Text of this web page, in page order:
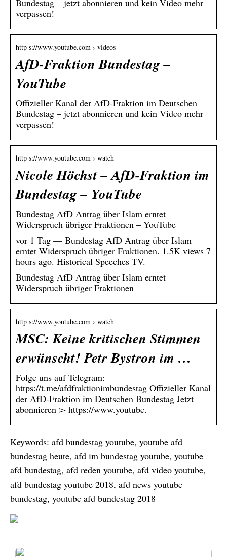
Bundestag – jetzt abonnieren und kein Video mehr
verpassen!
http s://www.youtube.com › videos
AfD-Fraktion Bundestag –
YouTube
Offizieller Kanal der AfD-Fraktion im Deutschen
Bundestag – jetzt abonnieren und kein Video mehr
verpassen!
http s://www.youtube.com › watch
Nicole Höchst – AfD-Fraktion im
Bundestag – YouTube
Bundestag AfD Antrag über Islam erntet
Widerspruch übriger Fraktionen – YouTube
vor 1 Tag — Bundestag AfD Antrag über Islam
erntet Widerspruch übriger Fraktionen. 1.5K views 7
hours ago. Historical Speeches TV.
Bundestag AfD Antrag über Islam erntet
Widerspruch übriger Fraktionen
http s://www.youtube.com › watch
MSC: Keine kritischen Stimmen
erwünscht! Petr Bystron im …
Folge uns auf Telegram:
https://t.me/afdfraktionimbundestag Offizieller Kanal
der AfD-Fraktion im Deutschen Bundestag Jetzt
abonnieren ▻ https://www.youtube.
Keywords: afd bundestag youtube, youtube afd
bundestag heute, afd im bundestag youtube, youtube
afd bundestag, afd reden youtube, afd video youtube,
afd bundestag youtube 2018, afd news youtube
bundestag, youtube afd bundestag 2018